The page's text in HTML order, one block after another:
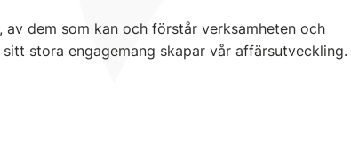
dem som kan och förstår verksamheten och
stora engagemang skapar vår affärsutveckling.